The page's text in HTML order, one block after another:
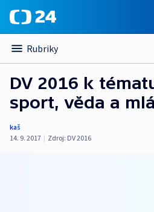
Rubriky
DV 2016 k
sport, věda a
kaš
14. 9. 2017 | Zdroj: DV 2016